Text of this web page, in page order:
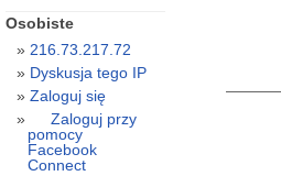
Osobiste
216.73.217.72
Dyskusja tego IP
Zaloguj się
Zaloguj przy
pomocy
Facebook
Connect